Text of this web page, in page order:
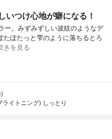
いつけ心地が癖になる！
ー。みずみずしい波紋のようなデ
ぽたっと雫のように落ちるとろ
きを見る
イトニング) しっとり